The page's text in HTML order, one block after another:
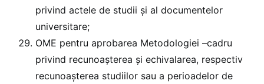
privind actele de studii și al documentelor
universitare;
OME pentru aprobarea Metodologiei –cadru
privind recunoaşterea şi echivalarea, respectiv
recunoașterea studiilor sau a perioadelor de